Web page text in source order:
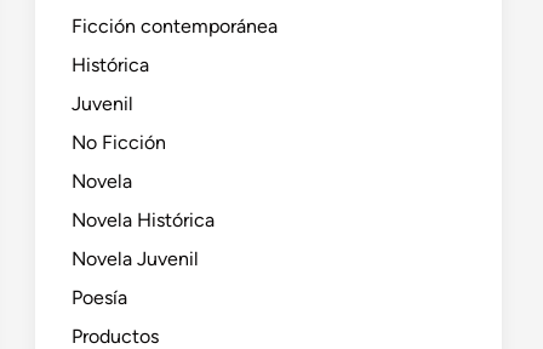
Ficción contemporánea
Histórica
Juvenil
No Ficción
Novela
Novela Histórica
Novela Juvenil
Poesía
Productos